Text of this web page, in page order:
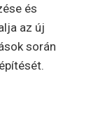
és
az új
során